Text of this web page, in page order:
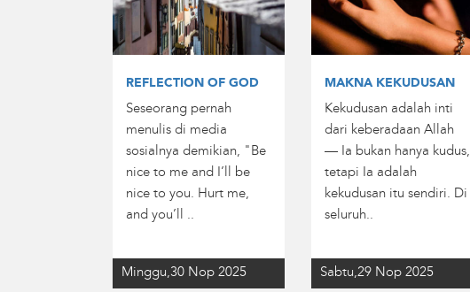
REFLECTION OF GOD
Seseorang pernah
menulis di media
sosialnya demikian, "Be
nice to me and I’ll be
nice to you. Hurt me,
and you’ll ..
Minggu,30 Nop 2025
MAKNA KEKUDUSAN
Kekudusan adalah inti
dari keberadaan Allah
— Ia bukan hanya kudus,
tetapi Ia adalah
kekudusan itu sendiri. Di
seluruh..
Sabtu,29 Nop 2025